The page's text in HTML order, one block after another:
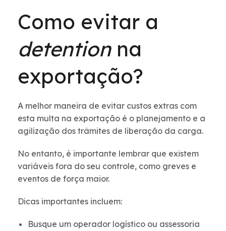
Como evitar a
detention na
exportação?
A melhor maneira de evitar custos extras com
esta multa na exportação é o planejamento e a
agilização dos trâmites de liberação da carga.
No entanto, é importante lembrar que existem
variáveis fora do seu controle, como greves e
eventos de força maior.
Dicas importantes incluem:
Busque um operador logístico ou assessoria